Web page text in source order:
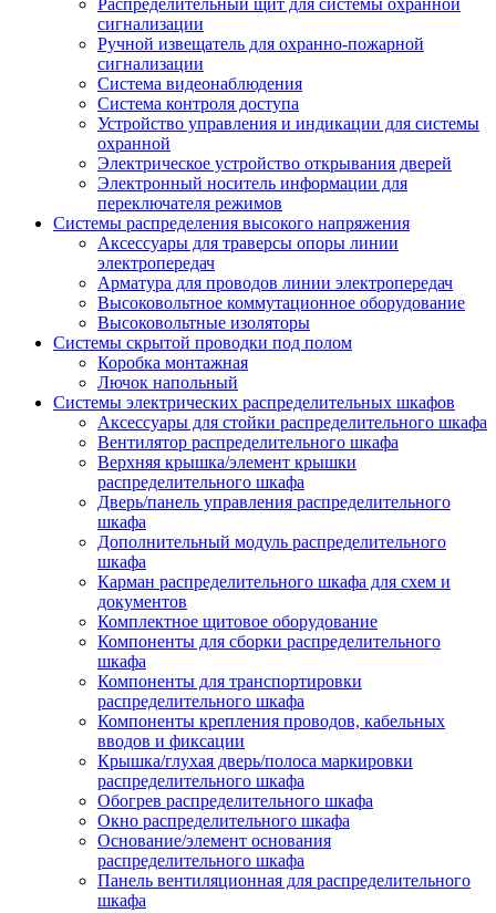
Распределительный щит для системы охранной
сигнализации
Ручной извещатель для охранно-пожарной
сигнализации
Система видеонаблюдения
Система контроля доступа
Устройство управления и индикации для системы
охранной
Электрическое устройство открывания дверей
Электронный носитель информации для
переключателя режимов
Системы распределения высокого напряжения
Аксессуары для траверсы опоры линии
электропередач
Арматура для проводов линии электропередач
Высоковольтное коммутационное оборудование
Высоковольтные изоляторы
Системы скрытой проводки под полом
Коробка монтажная
Лючок напольный
Системы электрических распределительных шкафов
Аксессуары для стойки распределительного шкафа
Вентилятор распределительного шкафа
Верхняя крышка/элемент крышки
распределительного шкафа
Дверь/панель управления распределительного
шкафа
Дополнительный модуль распределительного
шкафа
Карман распределительного шкафа для схем и
документов
Комплектное щитовое оборудование
Компоненты для сборки распределительного
шкафа
Компоненты для транспортировки
распределительного шкафа
Компоненты крепления проводов, кабельных
вводов и фиксации
Крышка/глухая дверь/полоса маркировки
распределительного шкафа
Обогрев распределительного шкафа
Окно распределительного шкафа
Основание/элемент основания
распределительного шкафа
Панель вентиляционная для распределительного
шкафа